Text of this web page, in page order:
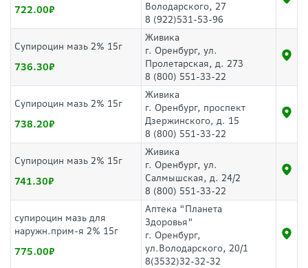
722.00
Володарского, 27
8 (922)531-53-96
Супироцин мазь 2% 15г
736.30
Живика
г. Оренбург, ул.
Пролетарская, д. 273
8 (800) 551-33-22
Супироцин мазь 2% 15г
738.20
Живика
г. Оренбург, проспект
Дзержинского, д. 15
8 (800) 551-33-22
Супироцин мазь 2% 15г
741.30
Живика
г. Оренбург, ул.
Салмышская, д. 24/2
8 (800) 551-33-22
супироцин мазь для
наружн.прим-я 2% 15г
775.00
Аптека "Планета
Здоровья"
г. Оренбург,
ул.Володарского, 20/1
8(3532)32-32-32